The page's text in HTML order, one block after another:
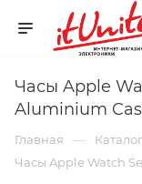
Часы Apple
Aluminium
Главная — Каталог
Часы Apple Watch